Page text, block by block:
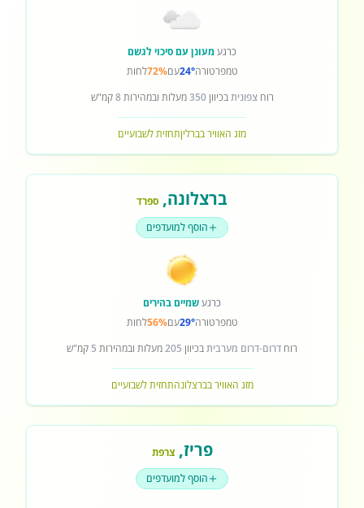
כרגעמעונן עם סיכוי לגשם
טמפרטורה24°עם72%לחות
רוחצפוניתבכיוון350מעלות ובמהירות8קמ"ש
מזג האוויר בברליןתחזית לשבועיים
ברצלונה, ספרד
הוסף למועדפים
כרגעשמיים בהירים
טמפרטורה29°עם56%לחות
רוח דרום-דרום מערביתבכיוון 205מעלות ובמהירות 5 קמ"ש
מזג האוויר בברצלונהתחזית לשבועיים
פריז,צרפת
הוסף למועדפים